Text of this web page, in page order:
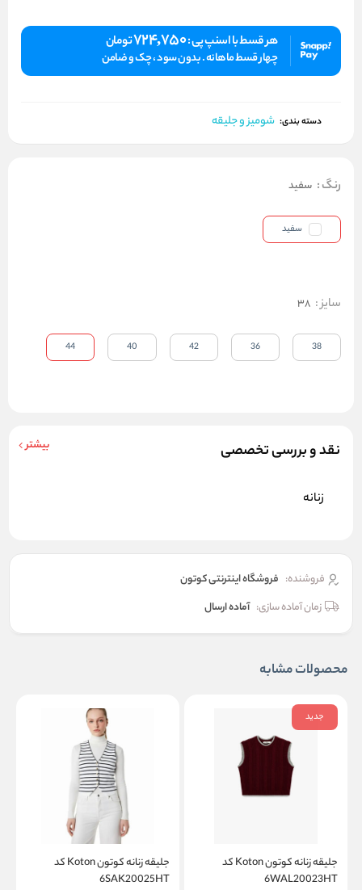
هر قسط با اسنپ پی :724,750تومان
چهار قسط ماهانه . بدون سود ، چک و ضامن
دسته بندی: شومیز و جلیقه
نقد و بررسی تخصصی بیشتر
زنانه
فروشنده: فروشگاه اینترنتی کوتون
زمان آماده سازی: آماده ارسال
رنگ: سفید
سفید
سایز:
38
38
36
42
40
44
محصولات مشابه
جدید
جلیقه زنانه کوتون Koton کد
6WAL20023HT
جلیقه زنانه کوتون Koton کد
6SAK20025HT